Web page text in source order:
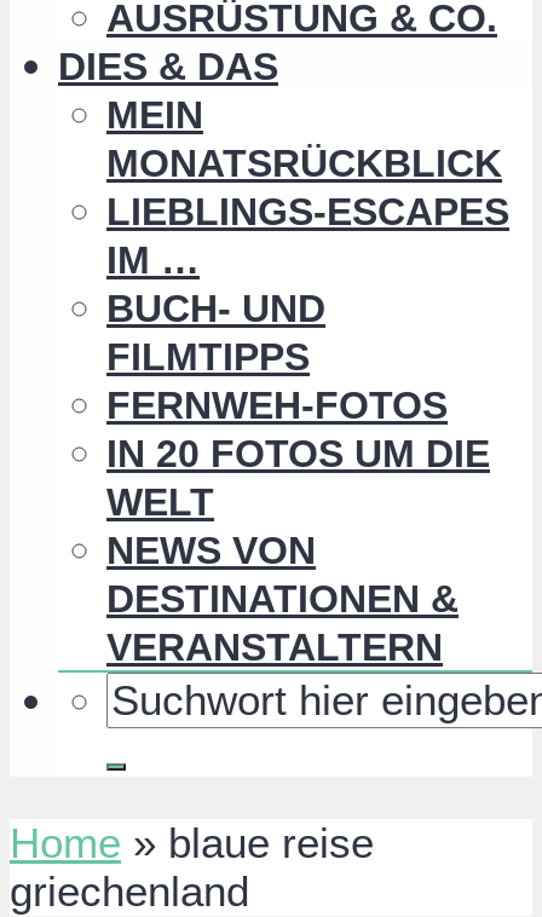
AUSRÜSTUNG & CO.
DIES & DAS
MEIN
MONATSRÜCKBLICK
LIEBLINGS-ESCAPES
IM …
BUCH- UND
FILMTIPPS
FERNWEH-FOTOS
IN 20 FOTOS UM DIE
WELT
NEWS VON
DESTINATIONEN &
VERANSTALTERN
Home » blaue reise
griechenland